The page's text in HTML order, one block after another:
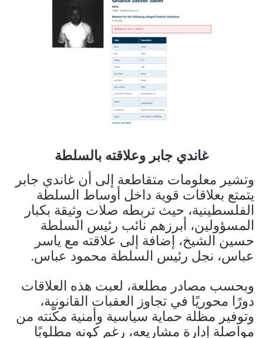
غاندي جابر وعلاقته بالسلطة
وتشير معلومات متقاطعة إلى أن غاندي جابر
يتمتع بعلاقات قوية داخل أوساط السلطة
الفلسطينية، حيث تربطه صلات وثيقة بكبار
المسؤولين، أبرزهم نائب رئيس السلطة
حسين الشيخ، إضافة إلى علاقته مع ياسر
عباس، نجل رئيس السلطة محمود عباس.
وبحسب مصادر مطلعة، لعبت هذه العلاقات
دورًا محوريًا في تجاوز العقبات القانونية،
وتوفير مظلة حماية سياسية وأمنية مكّنته من
مواصلة إدارة مشاريعه، رغم كونه مطلوبًا